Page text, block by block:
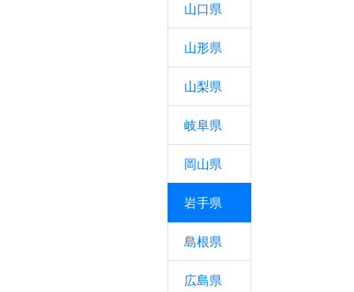
山口県
山形県
山梨県
岐阜県
岡山県
岩手県
島根県
広島県